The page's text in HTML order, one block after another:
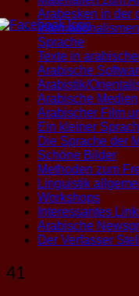
Arabesken in der
Sprache
Texte in
Arabische
Arabistik/
Arabische Medien
Arabischer Film
Ein kleiner
Die Sprache der
Schöne Bilder
Methoden zum
Linguistik
Workshops
Interessantes
Arabische
Der Verfasser
41